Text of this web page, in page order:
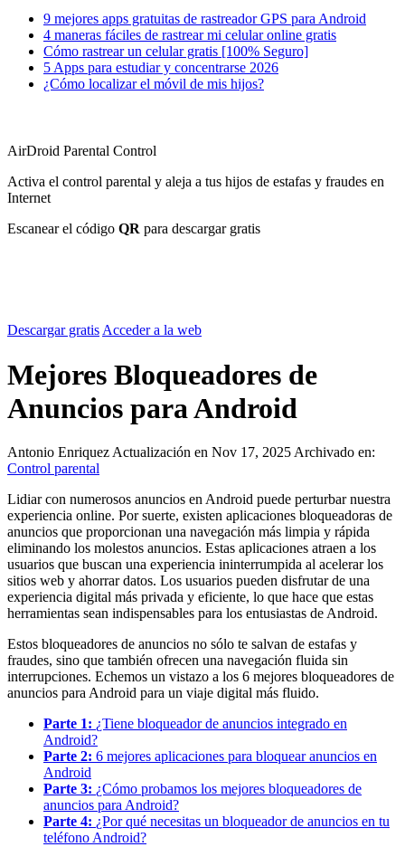
9 mejores apps gratuitas de rastreador GPS para Android
4 maneras fáciles de rastrear mi celular online gratis
Cómo rastrear un celular gratis [100% Seguro]
5 Apps para estudiar y concentrarse 2026
¿Cómo localizar el móvil de mis hijos?
AirDroid Parental Control
Activa el control parental y aleja a tus hijos de estafas y fraudes en
Internet
Escanear el código QR para descargar gratis
Descargar gratisAcceder a la web
Mejores Bloqueadores de
Anuncios para Android
Antonio Enriquez Actualización en Nov 17, 2025 Archivado en:
Control parental
Lidiar con numerosos anuncios en Android puede perturbar nuestra
experiencia online. Por suerte, existen aplicaciones bloqueadoras de
anuncios que proporcionan una navegación más limpia y rápida
eliminando los molestos anuncios. Estas aplicaciones atraen a los
usuarios que buscan una experiencia ininterrumpida al acelerar los
sitios web y ahorrar datos. Los usuarios pueden disfrutar de una
experiencia digital más privada y eficiente, lo que hace que estas
herramientas sean indispensables para los entusiastas de Android.
Estos bloqueadores de anuncios no sólo te salvan de estafas y
fraudes, sino que también ofrecen una navegación fluida sin
interrupciones. Echemos un vistazo a los 6 mejores bloqueadores de
anuncios para Android para un viaje digital más fluido.
Parte 1: ¿Tiene bloqueador de anuncios integrado en
Android?
Parte 2: 6 mejores aplicaciones para bloquear anuncios en
Android
Parte 3: ¿Cómo probamos los mejores bloqueadores de
anuncios para Android?
Parte 4: ¿Por qué necesitas un bloqueador de anuncios en tu
teléfono Android?